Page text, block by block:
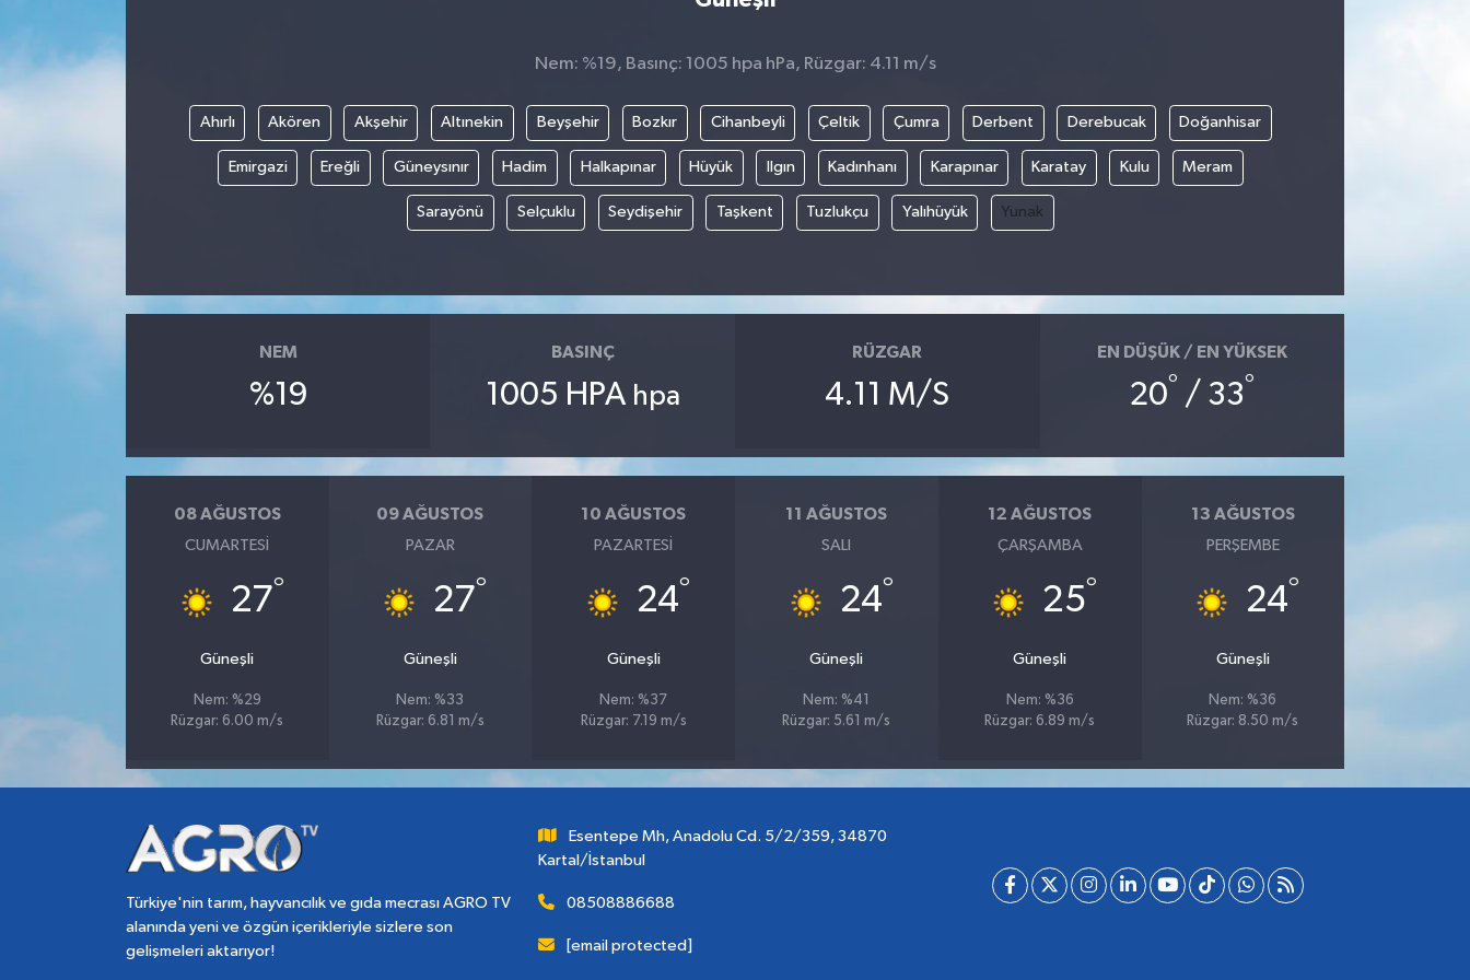
Nem: %19, Basınç: 1005 hpa hPa, Rüzgar: 4.11 m/s
Ahırlı Akören Akşehir Altınekin Beyşehir Bozkır Cihanbeyli Çeltik Çumra Derbent Derebucak Doğanhisar
Emirgazi Ereğli Güneysınır Hadim Halkapınar Hüyük Ilgın Kadınhanı Karapınar Karatay Kulu Meram
Sarayönü Selçuklu Seydişehir Taşkent Tuzlukçu Yalıhüyük Yunak
NEM
%19
BASINÇ
1005 HPA hpa
RÜZGAR
4.11 M/S
EN DÜŞÜK / EN YÜKSEK
20° / 33°
08 AĞUSTOS
CUMARTESI
27°
Güneşli
Nem: %29
Rüzgar: 6.00 m/s
09 AĞUSTOS
PAZAR
27°
Güneşli
Nem: %33
Rüzgar: 6.81 m/s
10 AĞUSTOS
PAZARTESI
24°
Güneşli
Nem: %37
Rüzgar: 7.19 m/s
11 AĞUSTOS
SALI
24°
Güneşli
Nem: %41
Rüzgar: 5.61 m/s
12 AĞUSTOS
ÇARŞAMBA
25°
Güneşli
Nem: %36
Rüzgar: 6.89 m/s
13 AĞUSTOS
PERŞEMBE
24°
Güneşli
Nem: %36
Rüzgar: 8.50 m/s
Türkiye'nin tarım, hayvancılık ve gıda mecrası AGRO TV
alanında yeni ve özgün içerikleriyle sizlere son
gelişmeleri aktarıyor!
Esentepe Mh, Anadolu Cd. 5/2/359, 34870
Kartal/İstanbul
08508886688
[email protected]